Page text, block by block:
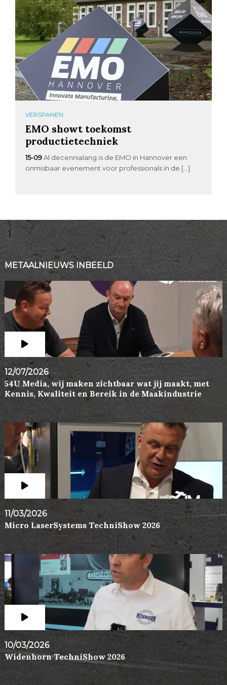
VERSPANEN
EMO showt toekomst
productietechniek
15-09 Al decennialang is de EMO in Hannover een
onmisbaar evenement voor professionals in de […]
METAALNIEUWS INBEELD
12/07/2026
54U Media, wij maken zichtbaar wat jij maakt, met
Kennis, Kwaliteit en Bereik in de Maakindustrie
11/03/2026
Micro LaserSystems TechniShow 2026
10/03/2026
Widenhorn TechniShow 2026